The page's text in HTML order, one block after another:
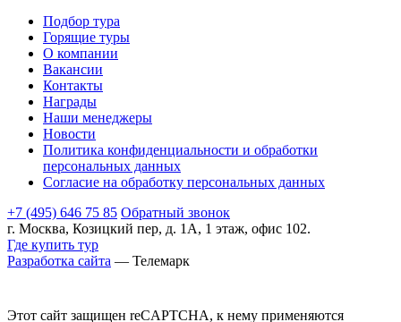
Подбор тура
Горящие туры
О компании
Вакансии
Контакты
Награды
Наши менеджеры
Новости
Политика конфиденциальности и обработки
персональных данных
Согласие на обработку персональных данных
+7 (495) 646 75 85 Обратный звонок
г. Москва, Козицкий пер, д. 1А, 1 этаж, офис 102.
Где купить тур
Разработка сайта — Телемарк
Этот сайт защищен reCAPTCHA, к нему применяются